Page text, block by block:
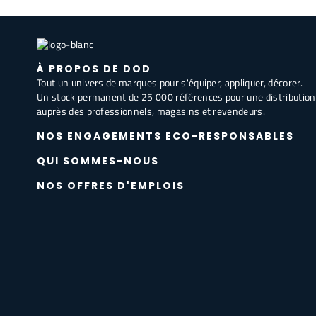
À PROPOS DE DOD
Tout un univers de marques pour s'équiper, appliquer, décorer.
Un stock permanent de 25 000 références pour une distribution
auprès des professionnels, magasins et revendeurs.
NOS ENGAGEMENTS ECO-RESPONSABLES
QUI SOMMES-NOUS
NOS OFFRES D'EMPLOIS